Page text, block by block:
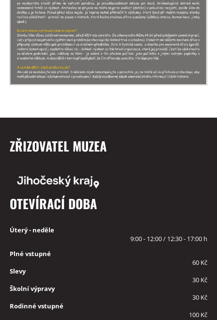
ZŘIZOVATEL MUZEA
OTEVÍRACÍ DOBA
Úterý - neděle
9:00 - 12:00 / 12:30 - 17:00 h
Plné vstupné
60 Kč
Slevy
30 Kč
Školní výpravy
30 Kč
Rodinné vstupné
100 Kč